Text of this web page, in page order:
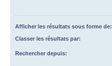
Afficher les résultats sous forme de:
Classer les résultats par:
Rechercher depuis: